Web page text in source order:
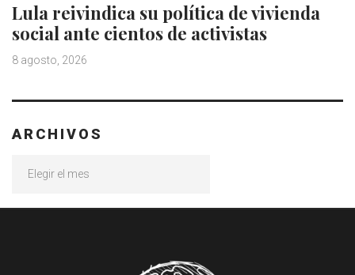
Lula reivindica su política de vivienda
social ante cientos de activistas
8 agosto, 2026
ARCHIVOS